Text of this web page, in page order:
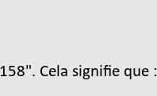
Cela signifie que :